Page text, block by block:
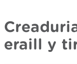
eraill y